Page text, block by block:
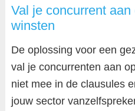
Val je concurrent
winsten
De oplossing voor een
val je concurrenten aan
niet mee in de clausules
jouw sector